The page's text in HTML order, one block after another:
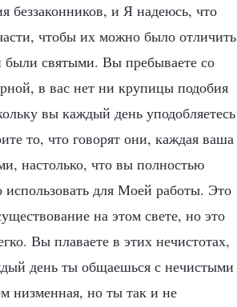
беззаконников, и Я надеюсь, что
чтобы их можно было отличить
были святыми. Вы пребываете со
в вас нет ни крупицы подобия
вы каждый день уподобляетесь
то, что говорят они, каждая ваша
настолько, что вы полностью
для Моей работы. Это
на этом свете, но это
Вы плаваете в этих нечистотах,
день ты общаешься с нечистыми
низменная, но ты так и не